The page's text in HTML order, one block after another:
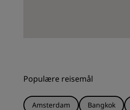
Populære reisemål
Amsterdam Bangkok